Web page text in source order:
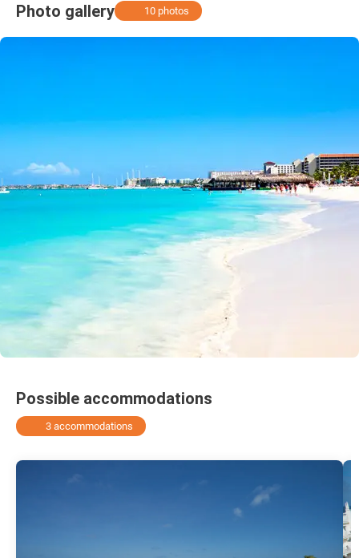
Photo gallery 10 photos
Possible accommodations
3 accommodations